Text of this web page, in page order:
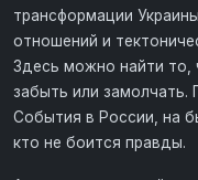
трансформации
отношений и
Здесь можно найти
забыть или замолчать.
События в России, на
кто не боится правды.